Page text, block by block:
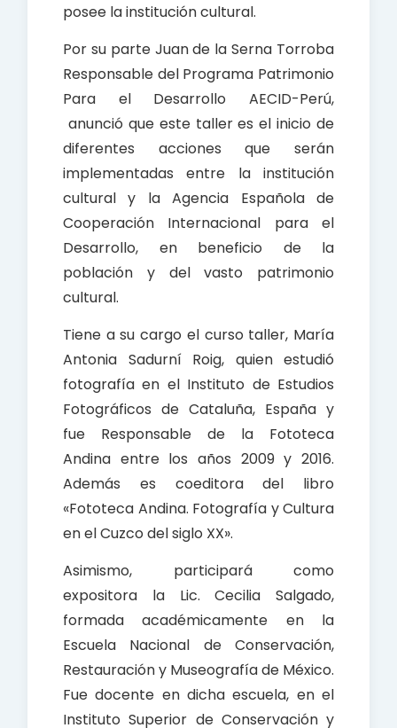
posee la institución cultural.
Por su parte Juan de la Serna Torroba
Responsable del Programa Patrimonio
Para el Desarrollo AECID-Perú,
anunció que este taller es el inicio de
diferentes acciones que serán
implementadas entre la institución
cultural y la Agencia Española de
Cooperación Internacional para el
Desarrollo, en beneficio de la
población y del vasto patrimonio
cultural.
Tiene a su cargo el curso taller, María
Antonia Sadurní Roig, quien estudió
fotografía en el Instituto de Estudios
Fotográficos de Cataluña, España y
fue Responsable de la Fototeca
Andina entre los años 2009 y 2016.
Además es coeditora del libro
«Fototeca Andina. Fotografía y Cultura
en el Cuzco del siglo XX».
Asimismo, participará como
expositora la Lic. Cecilia Salgado,
formada académicamente en la
Escuela Nacional de Conservación,
Restauración y Museografía de México.
Fue docente en dicha escuela, en el
Instituto Superior de Conservación y